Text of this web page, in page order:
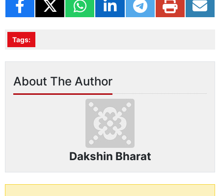
Tags:
About The Author
Dakshin Bharat